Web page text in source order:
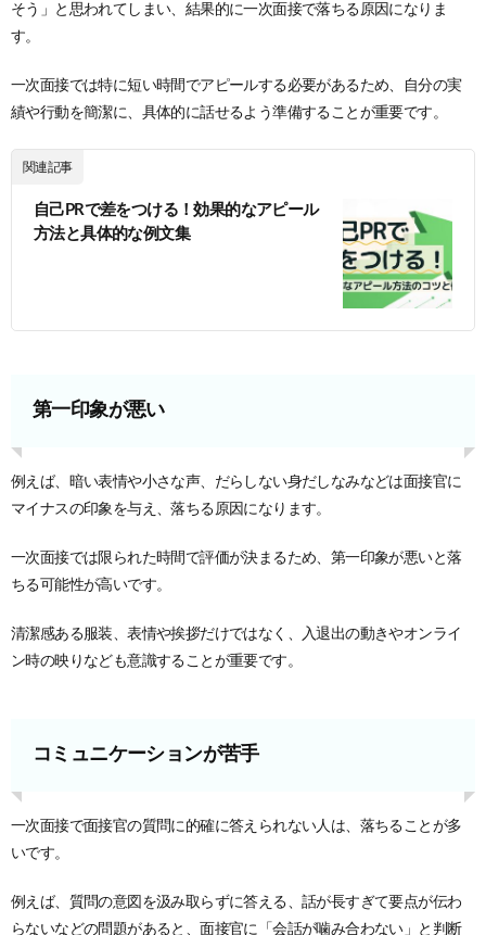
そう」と思われてしまい、結果的に一次面接で落ちる原因になりま
す。
一次面接では特に短い時間でアピールする必要があるため、自分の実
績や行動を簡潔に、具体的に話せるよう準備することが重要です。
関連記事
自己PRで差をつける！効果的なアピール
方法と具体的な例文集
第一印象が悪い
例えば、暗い表情や小さな声、だらしない身だしなみなどは面接官に
マイナスの印象を与え、落ちる原因になります。
一次面接では限られた時間で評価が決まるため、第一印象が悪いと落
ちる可能性が高いです。
清潔感ある服装、表情や挨拶だけではなく、入退出の動きやオンライ
ン時の映りなども意識することが重要です。
コミュニケーションが苦手
一次面接で面接官の質問に的確に答えられない人は、落ちることが多
いです。
例えば、質問の意図を汲み取らずに答える、話が長すぎて要点が伝わ
らないなどの問題があると、面接官に「会話が噛み合わない」と判断